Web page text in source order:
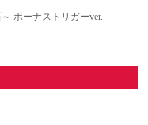
ボーナストリガーver.